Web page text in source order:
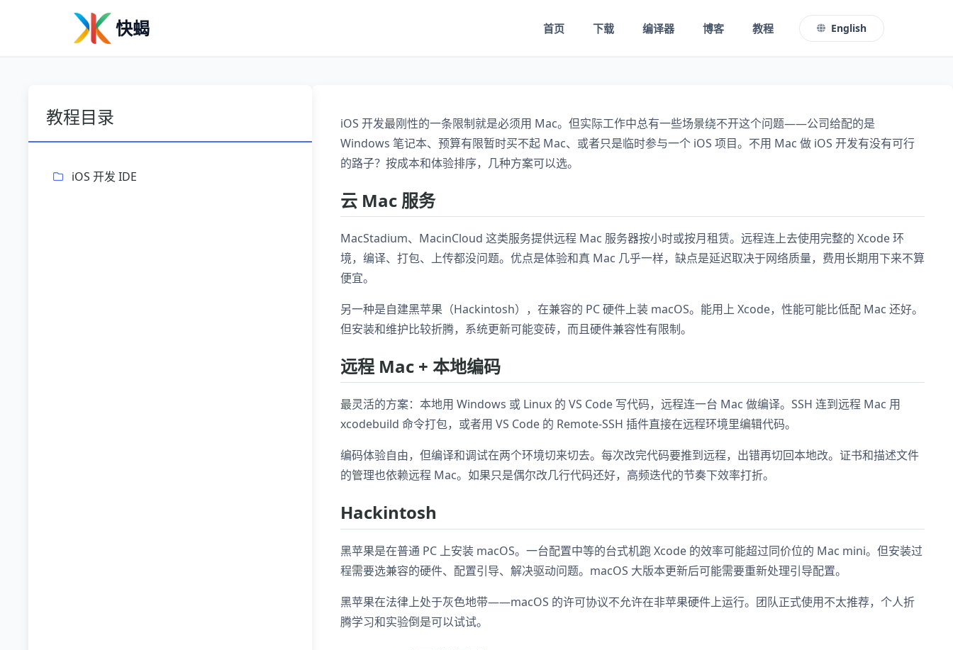
快蝎 首页 下载 编译器 博客 教程 English
教程目录
iOS 开发 IDE
iOS 开发最刚性的一条限制就是必须用 Mac。但实际工作中总有一些场景绕不开这个问题——公司给配的是
Windows 笔记本、预算有限暂时买不起 Mac、或者只是临时参与一个 iOS 项目。不用 Mac 做 iOS 开发有没有可行
的路子？按成本和体验排序，几种方案可以选。
云 Mac 服务
MacStadium、MacinCloud 这类服务提供远程 Mac 服务器按小时或按月租赁。远程连上去使用完整的 Xcode 环
境，编译、打包、上传都没问题。优点是体验和真 Mac 几乎一样，缺点是延迟取决于网络质量，费用长期用下来不算
便宜。
另一种是自建黑苹果（Hackintosh），在兼容的 PC 硬件上装 macOS。能用上 Xcode，性能可能比低配 Mac 还好。
但安装和维护比较折腾，系统更新可能变砖，而且硬件兼容性有限制。
远程 Mac + 本地编码
最灵活的方案：本地用 Windows 或 Linux 的 VS Code 写代码，远程连一台 Mac 做编译。SSH 连到远程 Mac 用
xcodebuild 命令打包，或者用 VS Code 的 Remote-SSH 插件直接在远程环境里编辑代码。
编码体验自由，但编译和调试在两个环境切来切去。每次改完代码要推到远程，出错再切回本地改。证书和描述文件
的管理也依赖远程 Mac。如果只是偶尔改几行代码还好，高频迭代的节奏下效率打折。
Hackintosh
黑苹果是在普通 PC 上安装 macOS。一台配置中等的台式机跑 Xcode 的效率可能超过同价位的 Mac mini。但安装过
程需要选兼容的硬件、配置引导、解决驱动问题。macOS 大版本更新后可能需要重新处理引导配置。
黑苹果在法律上处于灰色地带——macOS 的许可协议不允许在非苹果硬件上运行。团队正式使用不太推荐，个人折
腾学习和实验倒是可以试试。